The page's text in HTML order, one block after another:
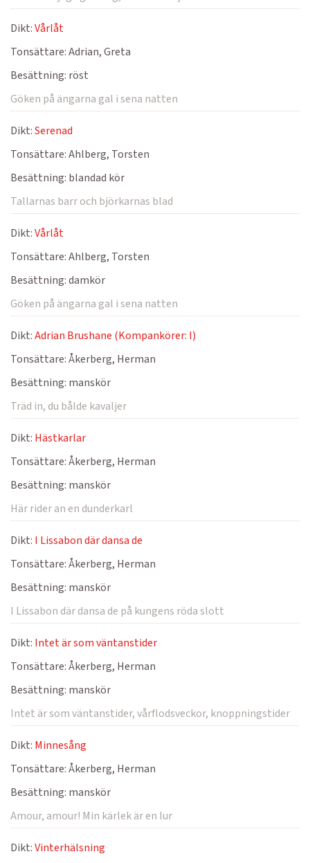
Dikt:Vårlåt
Tonsättare:Adrian, Greta
Besättning: röst
Göken på ängarna gal i sena natten
Dikt:Serenad
Tonsättare:Ahlberg, Torsten
Besättning: blandad kör
Tallarnas barr och björkarnas blad
Dikt:Vårlåt
Tonsättare:Ahlberg, Torsten
Besättning:damkör
Göken på ängarna gal i sena natten
Dikt:Adrian Brushane (Kompankörer: I)
Tonsättare:Åkerberg, Herman
Besättning: manskör
Träd in, du bålde kavaljer
Dikt: Hästkarlar
Tonsättare:Åkerberg, Herman
Besättning: manskör
Här rider an en dunderkarl
Dikt: I Lissabon där dansa de
Tonsättare:Åkerberg, Herman
Besättning: manskör
I Lissabon där dansa de på kungens röda slott
Dikt: Intet är som väntanstider
Tonsättare:Åkerberg, Herman
Besättning: manskör
Intet är som väntanstider, vårflodsveckor, knoppningstider
Dikt: Minnesång
Tonsättare:Åkerberg, Herman
Besättning: manskör
Amour, amour! Min kärlek är en lur
Dikt:Vinterhälsning